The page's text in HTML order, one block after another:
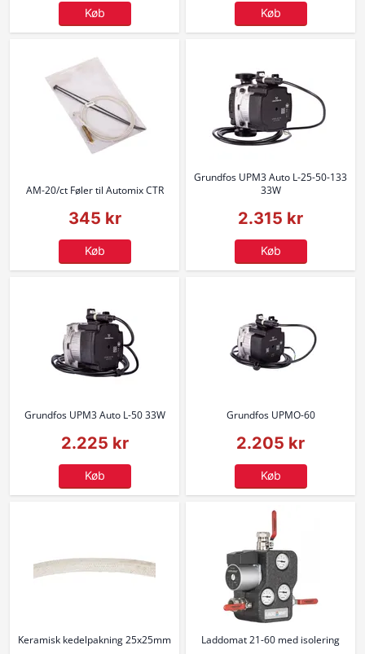
Køb Køb
AM-20/ct Føler til Automix CTR
345 kr
Køb
Grundfos UPM3 Auto L-25-50-133
33W
2.315 kr
Køb
Grundfos UPM3 Auto L-50 33W
2.225 kr
Køb
Grundfos UPMO-60
2.205 kr
Køb
Keramisk kedelpakning 25x25mm Laddomat 21-60 med isolering